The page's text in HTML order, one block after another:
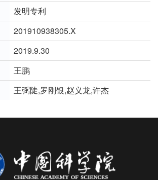
发明专利
201910938305.X
2019.9.30
王鹏
王弼陡,罗刚银,赵义龙,许杰